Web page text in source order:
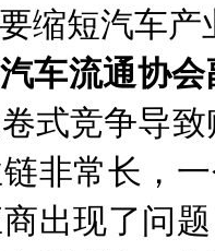
缩短汽车
车流通协
式竞争导
非常长，
出现了问